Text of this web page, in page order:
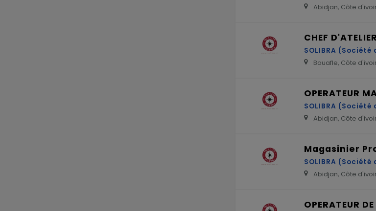
Abidjan, Côte
CHEF
SOLIBRA
Bouafle, Côte
OPERATEUR
SOLIBRA
Abidjan, Côte
Magasinier
SOLIBRA
Abidjan, Côte
OPERATEUR